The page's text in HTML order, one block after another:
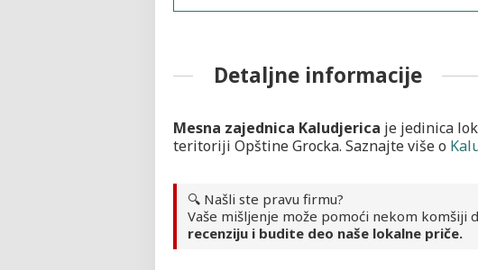
Detaljne informacije
Mesna zajednica Kaludjerica je jedinica
teritoriji Opštine Grocka. Saznajte više o
🔍 Našli ste pravu firmu?
Vaše mišljenje može pomoći nekom komšiji
recenziju i budite deo naše lokalne priče.